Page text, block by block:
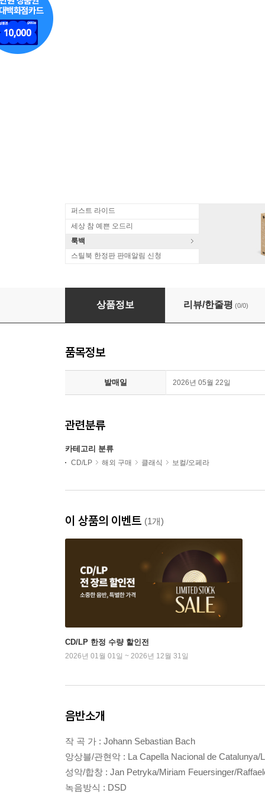
퍼스트 라이드
세상 참 예쁜 오드리
룩백
스틸북 한정판 판매알림 신청
바흐: 요한 수난곡 (Bach: St. John Passion
상품정보 리뷰/한줄평 (0/0)
품목정보
발매일 2026년 05월 22일
관련분류
카테고리 분류
CD/LP 해외 구매 클래식 보컬/오페라
이 상품의 이벤트 (1개)
CD/LP 한정 수량 할인전
2026년 01월 01일 ~ 2026년 12월 31일
음반소개
작 곡 가 : Johann Sebastian Bach
앙상블/관현악 : La Capella Nacional de Catalunya/
성악/합창 : Jan Petryka/Miriam Feuersinger/
녹음방식 : DSD